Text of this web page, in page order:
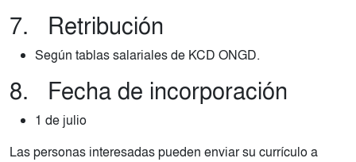
7. Retribución
Según tablas salariales de KCD ONGD.
8. Fecha de incorporación
1 de julio
Las personas interesadas pueden enviar su currículo a